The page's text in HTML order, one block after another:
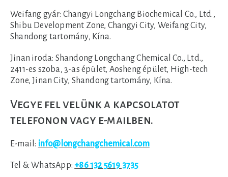
Weifang gyár: Changyi Longchang Biochemical Co., Ltd.,
Shibu Development Zone, Changyi City, Weifang City,
Shandong tartomány, Kína.
Jinan iroda: Shandong Longchang Chemical Co., Ltd.,
2411-es szoba, 3-as épület, Aosheng épület, High-tech
Zone, Jinan City, Shandong tartomány, Kína.
Vegye fel velünk a kapcsolatot
telefonon vagy e-mailben.
E-mail: info@longchangchemical.com
Tel & WhatsApp:+86 132 5619 3735